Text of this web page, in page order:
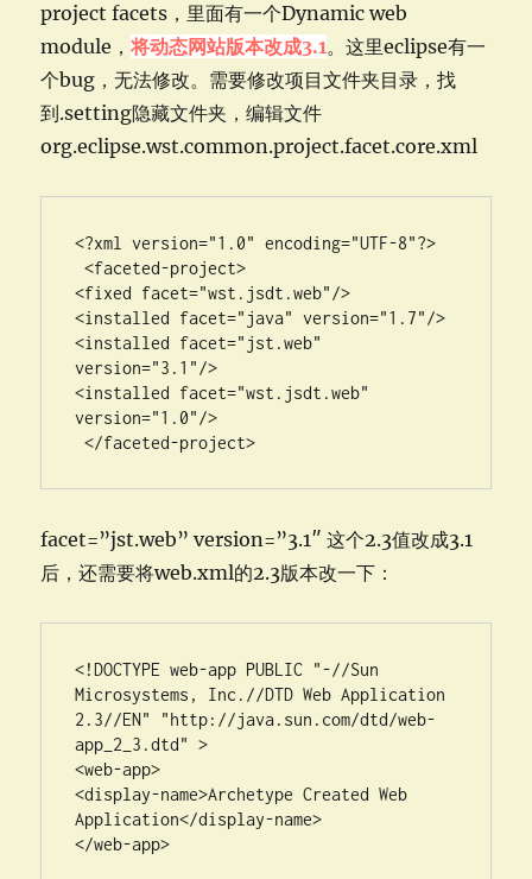
project facets，里面有一个Dynamic web
module，将动态网站版本改成3.1。这里eclipse有一
个bug，无法修改。需要修改项目文件夹目录，找
到.setting隐藏文件夹，编辑文件
org.eclipse.wst.common.project.facet.core.xml
<?xml version="1.0" encoding="UTF-8"?>
<faceted-project>
<fixed facet="wst.jsdt.web"/>
<installed facet="java" version="1.7"/>
<installed facet="jst.web"
version="3.1"/>
<installed facet="wst.jsdt.web"
version="1.0"/>
</faceted-project>
facet=”jst.web” version=”3.1″ 这个2.3值改成3.1
后，还需要将web.xml的2.3版本改一下：
<!DOCTYPE web-app PUBLIC "-//Sun
Microsystems, Inc.//DTD Web Application
2.3//EN" "http://java.sun.com/dtd/web-
app_2_3.dtd" >
<web-app>
<display-name>Archetype Created Web
Application</display-name>
</web-app>